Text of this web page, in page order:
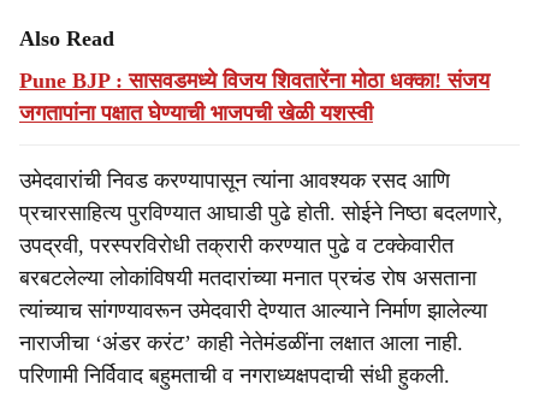
Also Read
Pune BJP : सासवडमध्ये विजय शिवतारेंना मोठा धक्का! संजय
जगतापांना पक्षात घेण्याची भाजपची खेळी यशस्वी
उमेदवारांची निवड करण्यापासून त्यांना आवश्यक रसद आणि
प्रचारसाहित्य पुरविण्यात आघाडी पुढे होती. सोईने निष्ठा बदलणारे,
उपद्रवी, परस्परविरोधी तक्रारी करण्यात पुढे व टक्केवारीत
बरबटलेल्या लोकांविषयी मतदारांच्या मनात प्रचंड रोष असताना
त्यांच्याच सांगण्यावरून उमेदवारी देण्यात आल्याने निर्माण झालेल्या
नाराजीचा ‘अंडर करंट’ काही नेतेमंडळींना लक्षात आला नाही.
परिणामी निर्विवाद बहुमताची व नगराध्यक्षपदाची संधी हुकली.